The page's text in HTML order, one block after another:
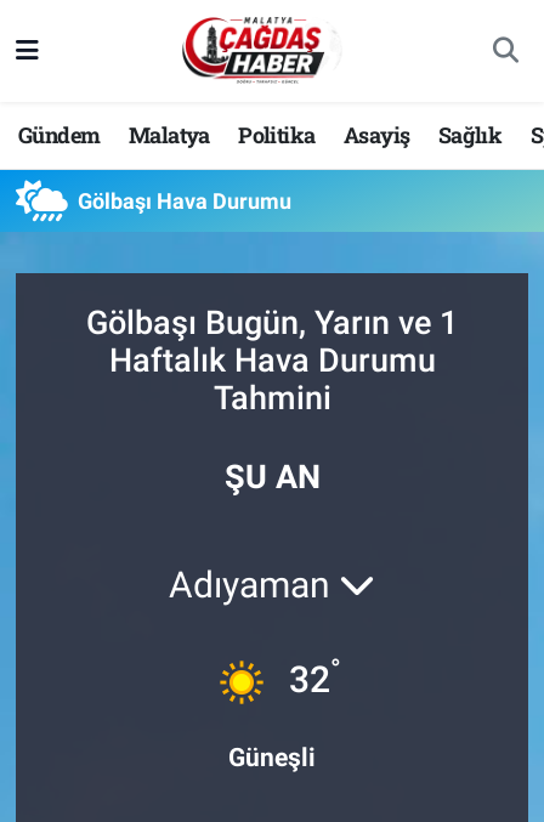
Gündem Malatya Politika Asayiş Sağlık
Gölbaşı Hava Durumu
Gölbaşı Bugün, Yarın ve 1
Haftalık Hava Durumu
Tahmini
ŞU AN
Adıyaman
32°
Güneşli
Hava Durumu
Malatya Namaz Vakitleri
Trafik Durumu
Süper Lig Puan Durumu ve Fikstür
Son Dakika Haberleri